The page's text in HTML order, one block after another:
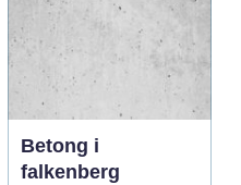
Betong i
falkenberg